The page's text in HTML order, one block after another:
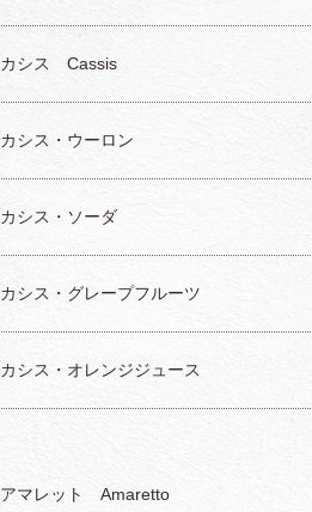
カシス Cassis
カシス・ウーロン
カシス・ソーダ
カシス・グレープフルーツ
カシス・オレンジジュース
アマレット Amaretto